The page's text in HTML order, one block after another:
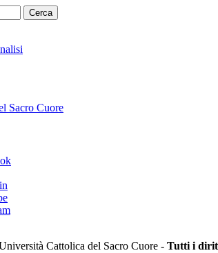
Cerca
Cattolica del Sacro Cuore - Tutti i